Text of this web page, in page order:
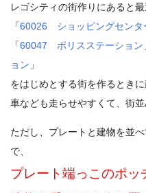
レゴシティの街作りにあると
「60026 ショッピングセンタ
「60047 ポリスステーション
ョン 」
をはじめとする街を作るとき
車なども走らせやすくて、街
ただし、プレートと建物を並
で、
プレート端っこのポッ